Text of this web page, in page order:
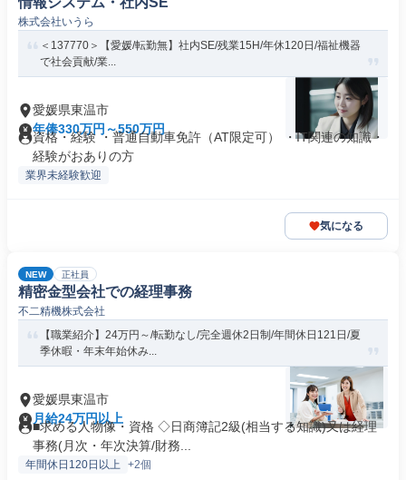
株式会社いうら
＜137770＞【愛媛/転勤無】社内SE/残業15H/年休120日/福祉機器
で社会貢献/業...
愛媛県東温市
年俸330万円～550万円
資格・経験 ・普通自動車免許（AT限定可） ・IT関連の知識・
経験がおありの方
業界未経験歓迎
気になる
NEW 正社員
精密金型会社での経理事務
不二精機株式会社
【職業紹介】24万円～/転勤なし/完全週休2日制/年間休日121日/夏
季休暇・年末年始休み...
愛媛県東温市
月給24万円以上
■求める人物像・資格 ◇日商簿記2級(相当する知識)又は経理
事務(月次・年次決算/財務...
年間休日120日以上 +2個